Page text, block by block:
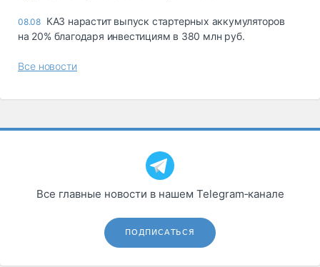
08.08 КАЗ нарастит выпуск стартерных аккумуляторов
на 20% благодаря инвестициям в 380 млн руб.
Все новости
Все главные новости в нашем Telegram‑канале
ПОДПИСАТЬСЯ